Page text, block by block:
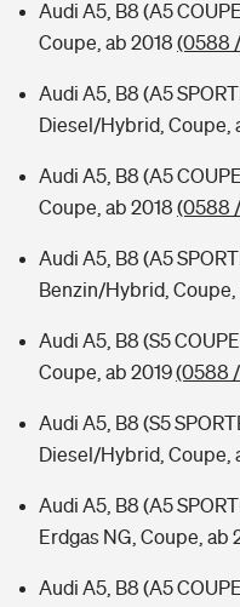
Audi A5, B8 (A5
Coupe, ab 2018 (0588
Audi A5, B8 (A5
Diesel/Hybrid, Coupe,
Audi A5, B8 (A5
Coupe, ab 2018 (0588
Audi A5, B8 (A5
Benzin/Hybrid, Coupe,
Audi A5, B8 (S5
Coupe, ab 2019(0588
Audi A5, B8 (S5
Diesel/Hybrid, Coupe,
Audi A5, B8 (A5
Erdgas NG, Coupe, ab
Audi A5, B8 (A5